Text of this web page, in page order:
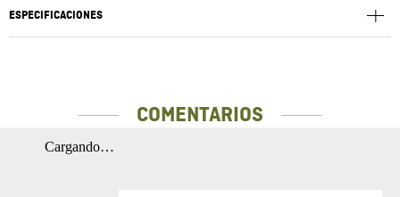
ESPECIFICACIONES
COMENTARIOS
Cargando…